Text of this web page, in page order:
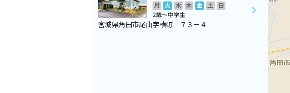
月 火 水 木 金 土
日
2歳～中学生
宮城県角田市尾山字横町 ７３－４